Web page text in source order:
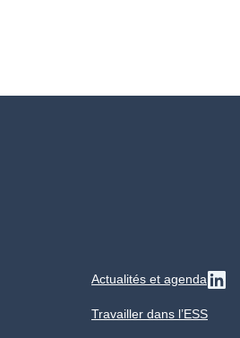
Actualités et agenda
Travailler dans l’ESS